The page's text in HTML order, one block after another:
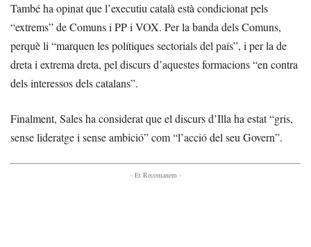
També ha opinat que l’executiu català està condicionat pels
“extrems” de Comuns i PP i VOX. Per la banda dels Comuns,
perquè li “marquen les polítiques sectorials del país”, i per la de
dreta i extrema dreta, pel discurs d’aquestes formacions “en contra
dels interessos dels catalans”.
Finalment, Sales ha considerat que el discurs d’Illa ha estat “gris,
sense lideratge i sense ambició” com “l’acció del seu Govern”.
- Et Recomanem -